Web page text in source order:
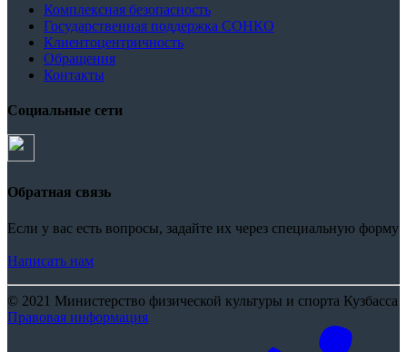
Комплексная безопасность
Государственная поддержка СОНКО
Клиентоцентричность
Обращения
Контакты
Социальные сети
Обратная связь
Если у вас есть вопросы, задайте их через специальную форму
Написать нам
© 2021 Министерство физической культуры и спорта Кузбасса
Правовая информация